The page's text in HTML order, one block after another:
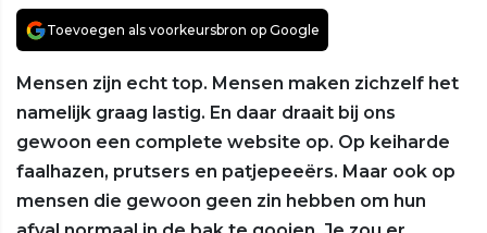
Toevoegen als voorkeursbron op Google
Mensen zijn echt top. Mensen maken zichzelf het
namelijk graag lastig. En daar draait bij ons
gewoon een complete website op. Op keiharde
faalhazen, prutsers en patjepeeërs. Maar ook op
mensen die gewoon geen zin hebben om hun